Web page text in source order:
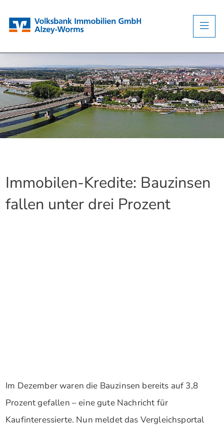
Immobilen-Kredite: Bauzinsen
fallen unter drei Prozent
Im Dezember waren die Bauzinsen bereits auf 3,8
Prozent gefallen – eine gute Nachricht für
Kaufinteressierte. Nun meldet das Vergleichsportal